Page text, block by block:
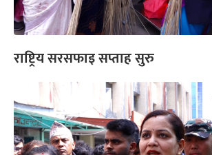
राष्ट्रिय सरसफाइ सप्ताह सुरु